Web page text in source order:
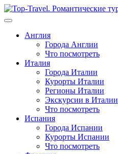
Перейти
к
Англия
Города Англии
Что посмотреть
Италия
Города Италии
Курорты Италии
Регионы Италии
Экскурсии в Италии
Что посмотреть
Испания
Города Испании
Курорты Испании
Что посмотреть